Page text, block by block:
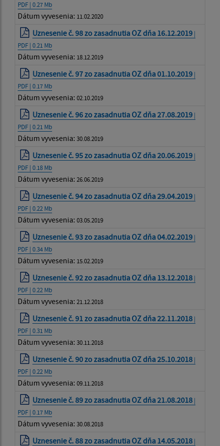
PDF | 0.27 Mb
Dátum vyvesenia: 11.02.2020
Uznesenie č. 98 zo zasadnutia OZ dňa 16.12.2019 |
PDF | 0.21 Mb
Dátum vyvesenia: 18.12.2019
Uznesenie č. 97 zo zasadnutia OZ dňa 01.10.2019 |
PDF | 0.17 Mb
Dátum vyvesenia: 02.10.2019
Uznesenie č. 96 zo zasadnutia OZ dňa 27.08.2019 |
PDF | 0.21 Mb
Dátum vyvesenia: 30.08.2019
Uznesenie č. 95 zo zasadnutia OZ dňa 20.06.2019 |
PDF | 0.18 Mb
Dátum vyvesenia: 26.06.2019
Uznesenie č. 94 zo zasadnutia OZ dňa 29.04.2019 |
PDF | 0.22 Mb
Dátum vyvesenia: 03.05.2019
Uznesenie č. 93 zo zasadnutia OZ dňa 04.02.2019 |
PDF | 0.34 Mb
Dátum vyvesenia: 15.02.2019
Uznesenie č. 92 zo zasadnutia OZ dňa 13.12.2018 |
PDF | 0.22 Mb
Dátum vyvesenia: 21.12.2018
Uznesenie č. 91 zo zasadnutia OZ dňa 22.11.2018 |
PDF | 0.31 Mb
Dátum vyvesenia: 30.11.2018
Uznesenie č. 90 zo zasadnutia OZ dňa 25.10.2018 |
PDF | 0.22 Mb
Dátum vyvesenia: 09.11.2018
Uznesenie č. 89 zo zasadnutia OZ dňa 21.08.2018 |
PDF | 0.17 Mb
Dátum vyvesenia: 30.08.2018
Uznesenie č. 88 zo zasadnutia OZ dňa 14.05.2018 |